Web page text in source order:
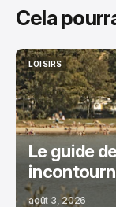
Cela
LOISIRS
LOISIRS
Le guide
août 3, 2026